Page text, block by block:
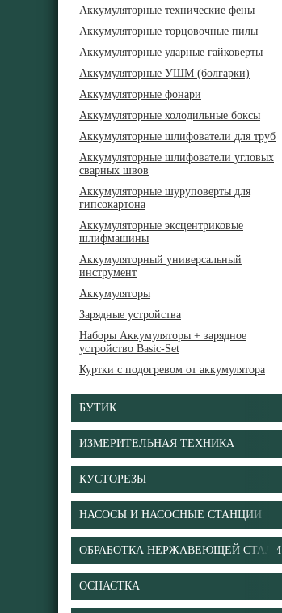
Аккумуляторные технические фены
Аккумуляторные торцовочные пилы
Аккумуляторные ударные гайковерты
Аккумуляторные УШМ (болгарки)
Аккумуляторные фонари
Аккумуляторные холодильные боксы
Аккумуляторные шлифователи для труб
Аккумуляторные шлифователи угловых
сварных швов
Аккумуляторные шуруповерты для
гипсокартона
Аккумуляторные эксцентриковые
шлифмашины
Аккумуляторный универсальный
инструмент
Аккумуляторы
Зарядные устройства
Наборы Аккумуляторы + зарядное
устройство Basic-Set
Куртки с подогревом от аккумулятора
БУТИК
ИЗМЕРИТЕЛЬНАЯ ТЕХНИКА
КУСТОРЕЗЫ
НАСОСЫ И НАСОСНЫЕ СТАНЦИИ
ОБРАБОТКА НЕРЖАВЕЮЩЕЙ СТАЛИ
ОСНАСТКА